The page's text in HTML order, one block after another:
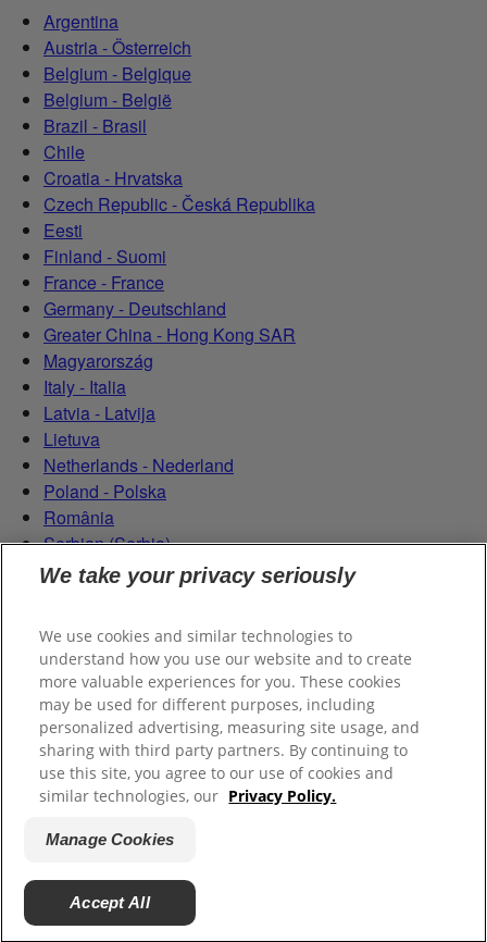
Argentina
Austria - Österreich
Belgium - Belgique
Belgium - België
Brazil - Brasil
Chile
Croatia - Hrvatska
Czech Republic - Česká Republika
Eesti
Finland - Suomi
France - France
Germany - Deutschland
Greater China - Hong Kong SAR
Magyarország
Italy - Italia
Latvia - Latvija
Lietuva
Netherlands - Nederland
Poland - Polska
România
Serbian (Serbia)
Slovensko
Switzerland (Suisse)
Условия за ползване на сайта
Manage Cookies
We take your privacy seriously
We use cookies and similar technologies to
understand how you use our website and to create
more valuable experiences for you. These cookies
may be used for different purposes, including
personalized advertising, measuring site usage, and
sharing with third party partners. By continuing to
use this site, you agree to our use of cookies and
similar technologies, our Privacy Policy.
Manage Cookies
Accept All